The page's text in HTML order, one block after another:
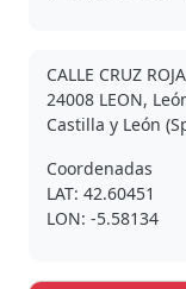
CALLE CRUZ
24008 LEON,
Castilla y León
Coordenadas
LAT: 42.60451
LON: -5.58134